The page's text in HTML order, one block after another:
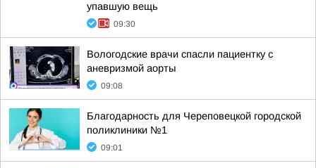
упавшую вещь
09:30
Вологодские врачи спасли пациентку с
аневризмой аорты
09:08
Благодарность для Череповецкой городской
поликлиники №1
09:01